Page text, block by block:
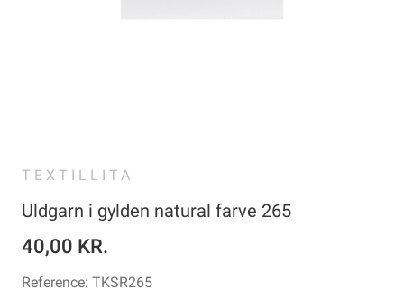
TEXTILLITA
Uldgarn i gylden natural farve 265
40,00 KR.
Reference: TKSR265